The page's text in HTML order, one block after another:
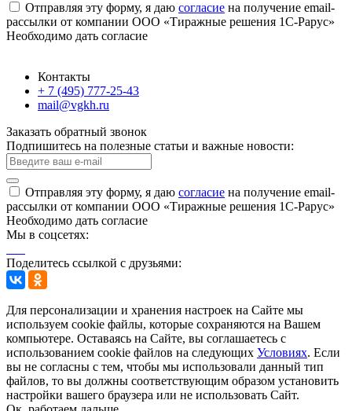
Отправляя эту форму, я даю согласие на получение email-
рассылки от компании ООО «Тиражные решения 1С-Рарус»
Необходимо дать согласие
Контакты
+ 7 (495) 777-25-43
mail@vgkh.ru
Заказать обратный звонок
Подпишитесь на полезные статьи и важные новости:
Отправляя эту форму, я даю согласие на получение email-
рассылки от компании ООО «Тиражные решения 1С-Рарус»
Необходимо дать согласие
Мы в соцсетях:
Поделитесь ссылкой с друзьями:
Для персонализации и хранения настроек на Сайте мы
используем cookie файлы, которые сохраняются на Вашем
компьютере. Оставаясь на Сайте, вы соглашаетесь с
использованием cookie файлов на следующих Условиях. Если
вы не согласны с тем, чтобы мы использовали данный тип
файлов, то вы должны соответствующим образом установить
настройки вашего браузера или не использовать Сайт.